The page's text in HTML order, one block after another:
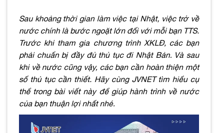
Sau khoảng thời gian làm việc tại Nhật, việc trở về
nước chính là bước ngoặt lớn đối với mỗi bạn TTS.
Trước khi tham gia chương trình XKLĐ, các bạn
phải chuẩn bị đầy đủ thủ tục đi Nhật Bản. Và sau
khi về nước cũng vậy, các bạn cần hoàn thiện một
số thủ tục cần thiết. Hãy cùng JVNET tìm hiểu cụ
thể trong bài viết này để giúp hành trình về nước
của bạn thuận lợi nhất nhé.